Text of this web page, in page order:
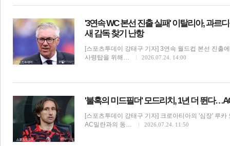
'3연속 WC 본선 진출 실패' 이탈리아, 과르
새 감독 찾기 난항
[스포츠투데이 강태구 기자] 3연속 월드컵 본선 진출
사령탑을 위해…
2026.07.24. 14:00
'불혹의 미드필더' 모드리치, 1년 더 뛴다
[스포츠투데이 강태구 기자] 크로아티아의 '심장' 루
AC밀란과의 동…
2026.07.24. 11:50